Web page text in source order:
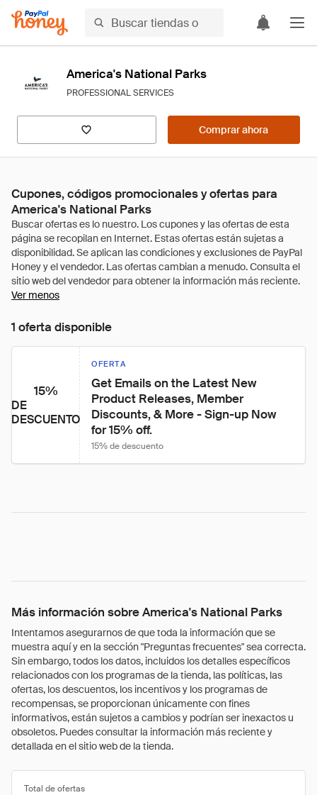
America's National Parks
PROFESSIONAL SERVICES
Comprar ahora
Cupones, códigos promocionales y ofertas para
America's National Parks
Ver menos
1 oferta disponible
15%
DE
DESCUENTO
OFERTA
Get Emails on the Latest New
Product Releases, Member
Discounts, & More - Sign-up Now
for 15% off.
15% de descuento
Más información sobre America's National Parks
Intentamos asegurarnos de que toda la información que se
muestra aquí y en la sección "Preguntas frecuentes" sea correcta.
Sin embargo, todos los datos, incluidos los detalles específicos
relacionados con los programas de la tienda, las políticas, las
ofertas, los descuentos, los incentivos y los programas de
recompensas, se proporcionan únicamente con fines
informativos, están sujetos a cambios y podrían ser inexactos u
obsoletos. Puedes consultar la información más reciente y
detallada en el sitio web de la tienda.
Total de ofertas